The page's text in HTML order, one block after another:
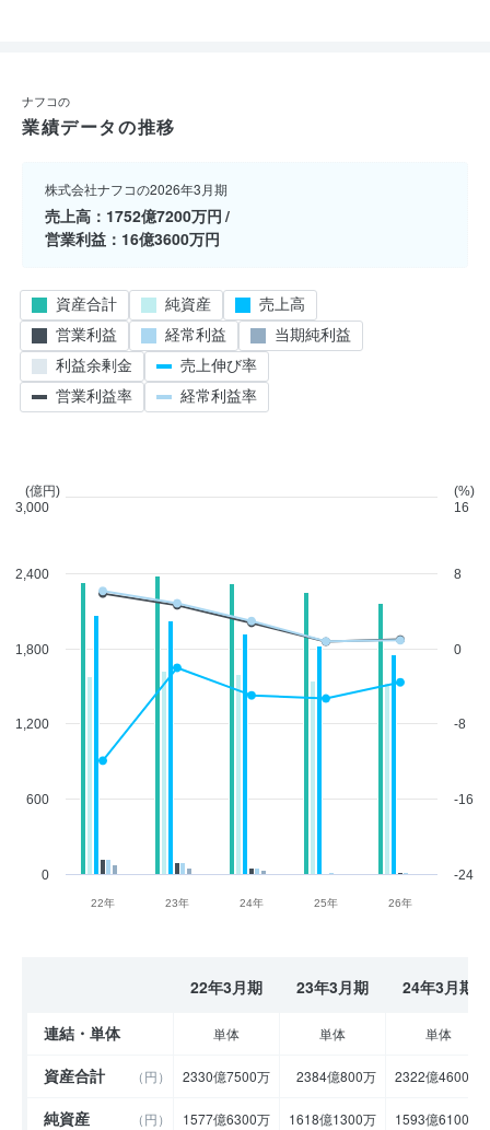
ナフコの
業績データの推移
株式会社ナフコの2026年3月期
売上高
1752億7200万円
営業利益
16億3600万円
22年 23年 24年 25年 26年
0
600
1,200
1,800
2,400
(億円)
3,000
-24
-16
-8
0
8
(%)
16
資産合計 純資産
売上高
営業利益
経常利益
当期純利益
利益余剰金
売上伸び率
営業利益率
経常利益率
22年3月期 23年3月期 24年3月期
連結・単体 単体 単体 単体
資産合計 （円） 2330億7500万 2384億800万 2322億4600万
純資産 （円） 1577億6300万 1618億1300万 1593億6100万